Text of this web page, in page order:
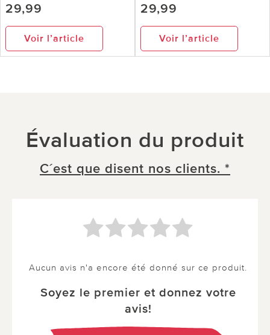
29,99
Voir l’article
29,99
Voir l’article
Évaluation du produit
C´est que disent nos clients. *
Aucun avis n'a encore été donné sur ce produit.
Soyez le premier et donnez votre
avis!